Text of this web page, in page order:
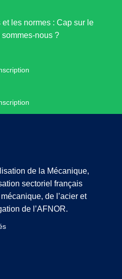
les normes : Cap sur le
nous ?
de la Mécanique,
sectoriel français
de l’acier et
de l’AFNOR.